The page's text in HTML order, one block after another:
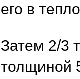
его в
Затем 2/3
толщиной